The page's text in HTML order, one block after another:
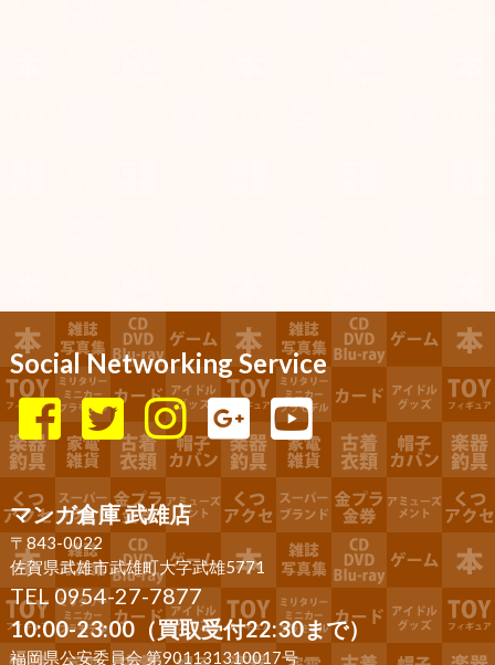
Social Networking Service
マンガ倉庫 武雄店
〒843-0022
佐賀県武雄市武雄町大字武雄5771
TEL 0954-27-7877
10:00-23:00（買取受付22:30まで）
福岡県公安委員会 第901131310017号